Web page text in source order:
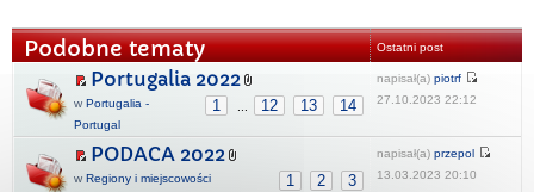
Podobne tematy Ostatni post
Portugalia 2022
1 ... 12 13 14
w Portugalia -
Portugal
napisał(a) piotrf
27.10.2023 22:12
PODACA 2022
1 2 3
w Regiony i miejscowości
napisał(a) przepol
13.03.2023 20:10